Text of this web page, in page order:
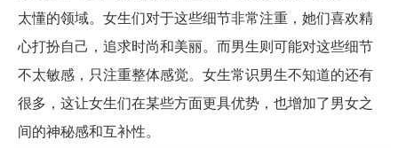
太懂的领域。女生们对于这些细节非常注重，她们喜欢精
心打扮自己，追求时尚和美丽。而男生则可能对这些细节
不太敏感，只注重整体感觉。女生常识男生不知道的还有
很多，这让女生们在某些方面更具优势，也增加了男女之
间的神秘感和互补性。